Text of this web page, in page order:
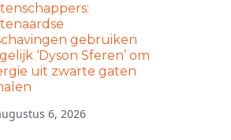
gebruiken
‘Dyson Sferen’ om
uit zwarte gaten
6, 2026